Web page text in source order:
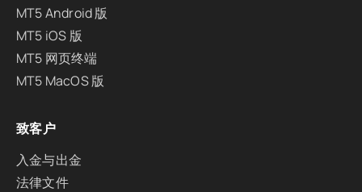
MT5 Android 版
MT5 iOS 版
MT5 网页终端
MT5 MacOS 版
致客户
入金与出金
法律文件